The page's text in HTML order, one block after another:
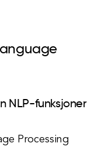
NLP-funksjoner
Processing